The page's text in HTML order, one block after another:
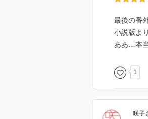
最後の番
小説版よ
ああ…本
1
咲子